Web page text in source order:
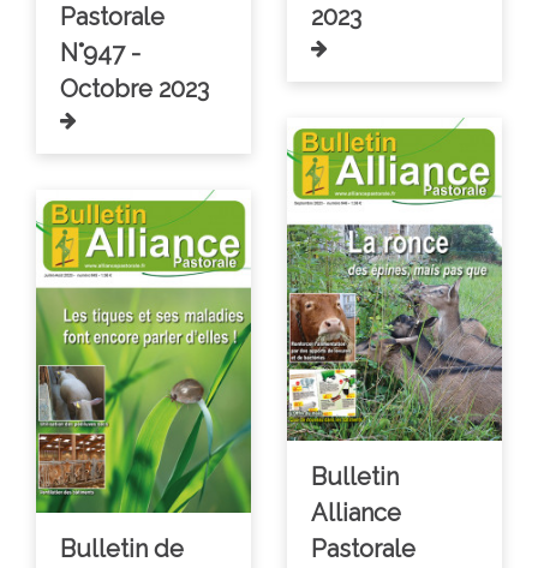
2023
Pastorale
N°947 -
Octobre 2023
Bulletin
Alliance
Pastorale
Bulletin de